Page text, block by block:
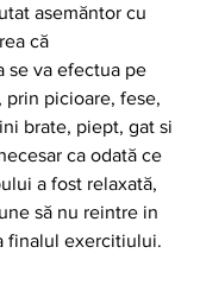
asemăntor cu
că
se va efectua pe
prin picioare, fese,
brate, piept, gat si
ca odată ce
a fost relaxată,
să nu reintre in
finalul exercitiului.